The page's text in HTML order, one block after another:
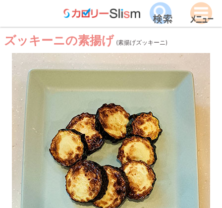
ズッキーニの素揚げ (素揚げズッキーニ)